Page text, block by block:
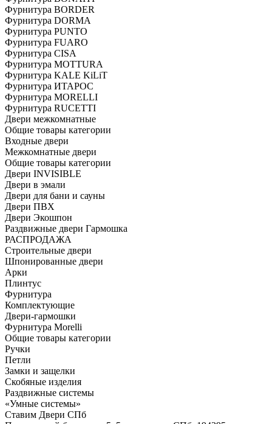
Фурнитура BORDER
Фурнитура DORMA
Фурнитура PUNTO
Фурнитура FUARO
Фурнитура CISA
Фурнитура MOTTURA
Фурнитура KALE KiLiT
Фурнитура ИТАРОС
Фурнитура MORELLI
Фурнитура RUCETTI
Двери межкомнатные
Общие товары категории
Входные двери
Межкомнатные двери
Общие товары категории
Двери INVISIBLE
Двери в эмали
Двери для бани и сауны
Двери ПВХ
Двери Экошпон
Раздвижные двери Гармошка
РАСПРОДАЖА
Строительные двери
Шпонированные двери
Арки
Плинтус
Фурнитура
Комплектующие
Двери-гармошки
Фурнитура Morelli
Общие товары категории
Ручки
Петли
Замки и защелки
Скобяные изделия
Раздвижные системы
«Умные системы»
Ставим Двери СПб